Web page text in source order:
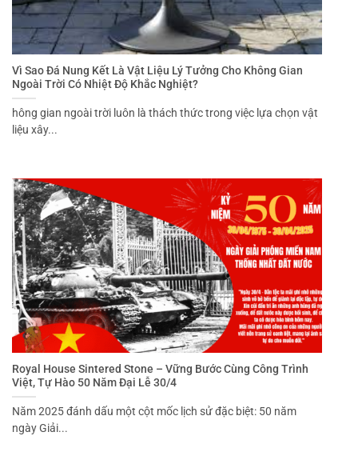
Vì Sao Đá Nung Kết Là Vật Liệu Lý Tưởng Cho Không Gian
Ngoài Trời Có Nhiệt Độ Khắc Nghiệt?
hông gian ngoài trời luôn là thách thức trong việc lựa chọn vật
liệu xây...
Royal House Sintered Stone – Vững Bước Cùng Công Trình
Việt, Tự Hào 50 Năm Đại Lễ 30/4
Năm 2025 đánh dấu một cột mốc lịch sử đặc biệt: 50 năm
ngày Giải...